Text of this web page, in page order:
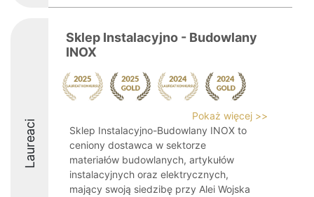
Laureaci
Sklep Instalacyjno - Budowlany
INOX
Pokaż więcej >>
Sklep Instalacyjno-Budowlany INOX to
ceniony dostawca w sektorze
materiałów budowlanych, artykułów
instalacyjnych oraz elektrycznych,
mający swoją siedzibę przy Alei Wojska